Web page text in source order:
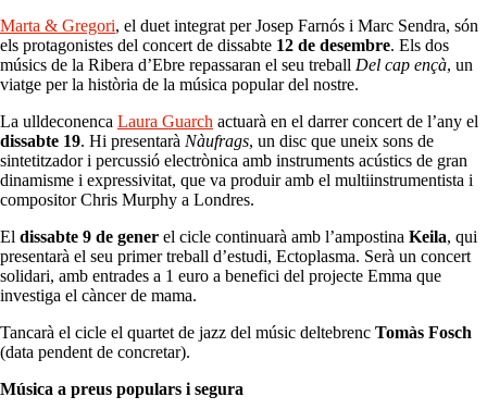
Marta & Gregori, el duet integrat per Josep Farnós i Marc Sendra, són
els protagonistes del concert de dissabte 12 de desembre. Els dos
músics de la Ribera d’Ebre repassaran el seu treball Del cap ençà, un
viatge per la història de la música popular del nostre.
La ulldeconenca Laura Guarch actuarà en el darrer concert de l’any el
dissabte 19. Hi presentarà Nàufrags, un disc que uneix sons de
sintetitzador i percussió electrònica amb instruments acústics de gran
dinamisme i expressivitat, que va produir amb el multiinstrumentista i
compositor Chris Murphy a Londres.
El dissabte 9 de gener el cicle continuarà amb l’ampostina Keila, qui
presentarà el seu primer treball d’estudi, Ectoplasma. Serà un concert
solidari, amb entrades a 1 euro a benefici del projecte Emma que
investiga el càncer de mama.
Tancarà el cicle el quartet de jazz del músic deltebrenc Tomàs Fosch
(data pendent de concretar).
Música a preus populars i segura